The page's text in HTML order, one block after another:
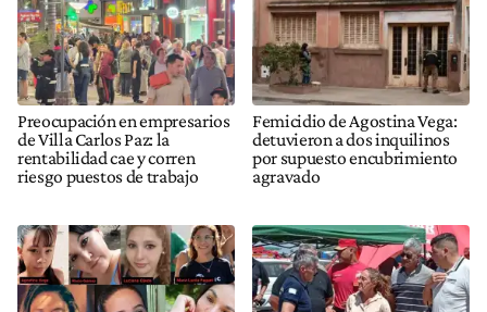
Preocupación en empresarios
de Villa Carlos Paz: la
rentabilidad cae y corren
riesgo puestos de trabajo
Femicidio de Agostina Vega:
detuvieron a dos inquilinos
por supuesto encubrimiento
agravado